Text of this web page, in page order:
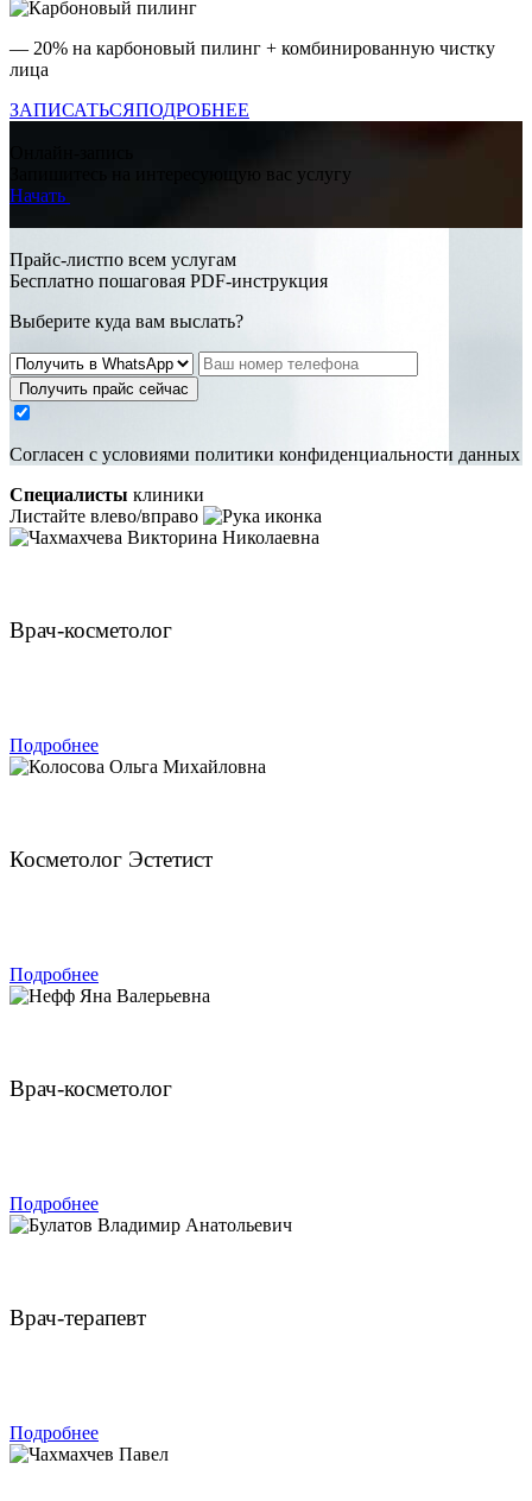
— 20% на карбоновый пилинг + комбинированную чистку
лица
ЗАПИСАТЬСЯПОДРОБНЕЕ
Запишитесь на интересующую вас услугу
Начать
Прайс-листпо всем услугам
Бесплатно пошаговая PDF-инструкция
Выберите куда вам выслать?
Получить прайс сейчас
Cогласен с условиями политики конфиденциальности данных
Специалисты клиники
Листайте влево/вправо
Врач-косметолог
Подробнее
Косметолог Эстетист
Подробнее
Врач-косметолог
Подробнее
Врач-терапевт
Подробнее